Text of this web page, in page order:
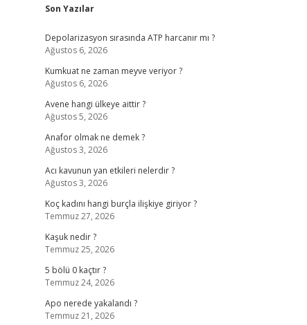
Sidebar
Son Yazılar
Depolarizasyon sırasında ATP harcanır mı ?
Ağustos 6, 2026
Kumkuat ne zaman meyve veriyor ?
Ağustos 6, 2026
Avene hangi ülkeye aittir ?
Ağustos 5, 2026
Anafor olmak ne demek ?
Ağustos 3, 2026
Acı kavunun yan etkileri nelerdir ?
Ağustos 3, 2026
Koç kadını hangi burçla ilişkiye giriyor ?
Temmuz 27, 2026
Kaşuk nedir ?
Temmuz 25, 2026
5 bölü 0 kaçtır ?
Temmuz 24, 2026
Apo nerede yakalandı ?
Temmuz 21, 2026